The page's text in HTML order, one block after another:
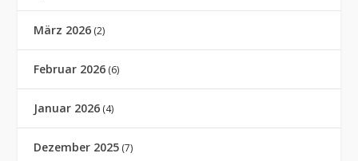
März 2026 (2)
Februar 2026 (6)
Januar 2026 (4)
Dezember 2025 (7)